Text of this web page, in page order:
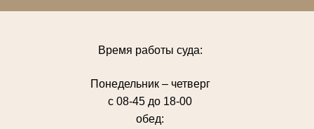
Время работы суда:
Понедельник – четверг
с 08-45 до 18-00
обед: